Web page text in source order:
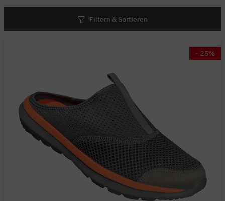
Filtern & Sortieren
- 25%
V51373
Sie erhalten Ihren Rabatt und Ihr Geschnek bei einer Bestellung ab € 40,- in
unserem Online-Shop. Die Berechnung des Mindestbestellwerts erfolgt auf Basis
der regulären Vorteilshop-Preise.